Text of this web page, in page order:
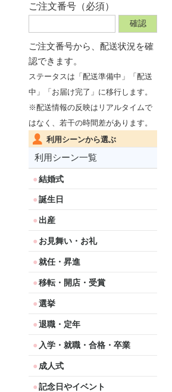
ご注文番号（必須）
ご注文番号から、 配送状況を確
認できます。
ステータスは「配送準備中」「配送
中」「お届け完了」に移行します。
※配送情報の反映はリアルタイムで
はなく、若干の時間差があります。
利用シーンから選ぶ
利用シーン一覧
結婚式
誕生日
出産
お見舞い・お礼
就任・昇進
移転・開店・受賞
選挙
退職・定年
入学・就職・合格・卒業
成人式
記念日やイベント